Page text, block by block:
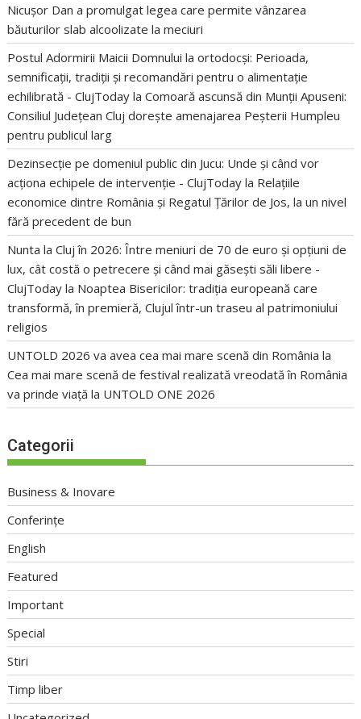
Nicușor Dan a promulgat legea care permite vânzarea
băuturilor slab alcoolizate la meciuri
Postul Adormirii Maicii Domnului la ortodocși: Perioada,
semnificații, tradiții și recomandări pentru o alimentație
echilibrată - ClujToday laComoară ascunsă din Munții Apuseni:
Consiliul Județean Cluj dorește amenajarea Peșterii Humpleu
pentru publicul larg
Dezinsecție pe domeniul public din Jucu: Unde și când vor
acționa echipele de intervenție - ClujToday la Relațiile
economice dintre România și Regatul Țărilor de Jos, la un nivel
fără precedent de bun
Nunta la Cluj în 2026: Între meniuri de 70 de euro și opțiuni de
lux, cât costă o petrecere și când mai găsești săli libere -
ClujToday la Noaptea Bisericilor: tradiția europeană care
transformă, în premieră, Clujul într-un traseu al patrimoniului
religios
UNTOLD 2026 va avea cea mai mare scenă din România la
Cea mai mare scenă de festival realizată vreodată în România
va prinde viață la UNTOLD ONE 2026
Categorii
Business & Inovare
Conferințe
English
Featured
Important
Special
Stiri
Timp liber